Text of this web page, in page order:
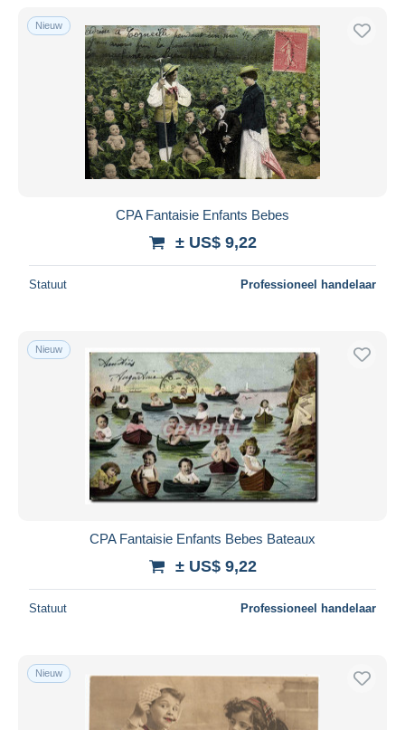
Alleen met korting
Gratis levering
Betaalmiddelen
PayPal
Bankoverschrijving
Visa
Mastercard
iDeal
Toepassen
Nieuw
CPA Fantaisie Enfants Bebes
± US$ 9,22
Statuut Professioneel handelaar
Nieuw
CPA Fantaisie Enfants Bebes Bateaux
± US$ 9,22
Statuut Professioneel handelaar
Nieuw